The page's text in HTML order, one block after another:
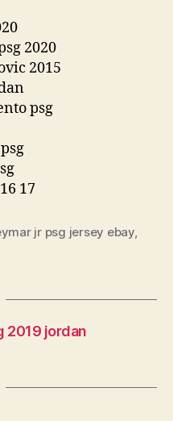
jr psg jersey ebay,
2019 jordan